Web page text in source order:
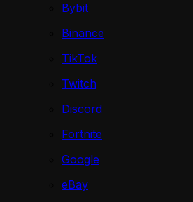
Bybit
Binance
TikTok
Twitch
Discord
Fortnite
Google
eBay